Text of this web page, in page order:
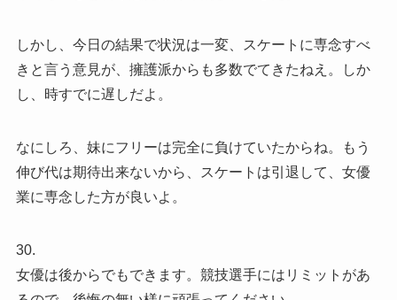
しかし、今日の結果で状況は一変、スケートに専念すべ
きと言う意見が、擁護派からも多数でてきたねえ。しか
し、時すでに遅しだよ。
なにしろ、妹にフリーは完全に負けていたからね。もう
伸び代は期待出来ないから、スケートは引退して、女優
業に専念した方が良いよ。
30.
女優は後からでもできます。競技選手にはリミットがあ